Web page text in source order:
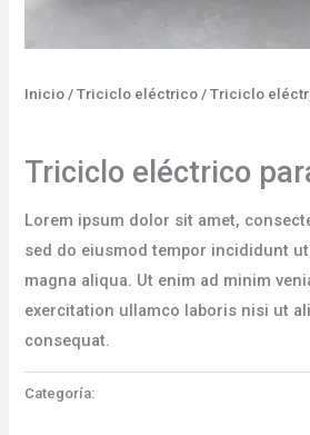
Inicio /Triciclo eléctrico / Triciclo
Triciclo eléctrico
Lorem ipsum dolor sit amet,
sed do eiusmod tempor incididunt
magna aliqua. Ut enim ad minim
exercitation ullamco laboris nisi ut
consequat.
Categoría: